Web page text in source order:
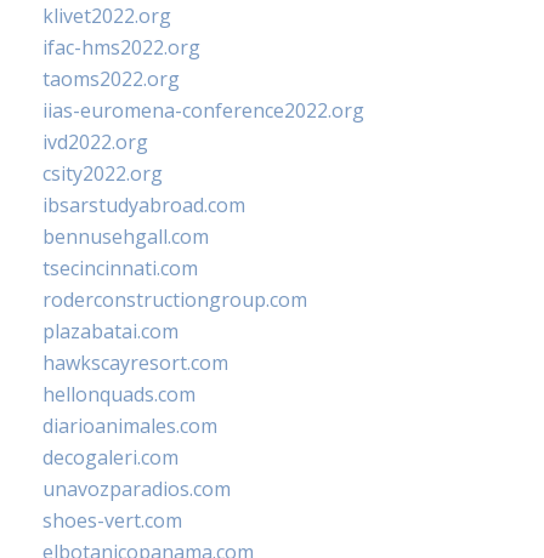
klivet2022.org
ifac-hms2022.org
taoms2022.org
iias-euromena-conference2022.org
ivd2022.org
csity2022.org
ibsarstudyabroad.com
bennusehgall.com
tsecincinnati.com
roderconstructiongroup.com
plazabatai.com
hawkscayresort.com
hellonquads.com
diarioanimales.com
decogaleri.com
unavozparadios.com
shoes-vert.com
elbotanicopanama.com